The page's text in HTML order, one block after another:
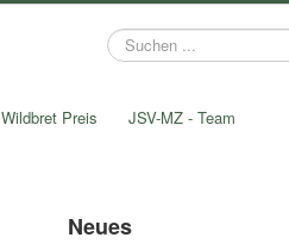
Suchen
...
Wildbret Preis
JSV-MZ - Team
Neues